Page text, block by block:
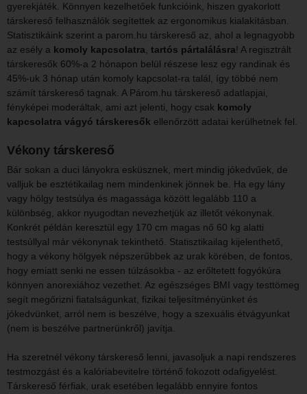
gyerekjáték. Könnyen kezelhetőek funkcióink, hiszen gyakorlott
társkereső felhasználók segítettek az ergonomikus kialakításban.
Statisztikáink szerint a parom.hu társkereső az, ahol a legnagyobb
az esély a komoly kapcsolatra tartós pártalálásra! A regisztrált
társkeresők 60%-a 2 hónapon belül részese lesz egy randinak és
45%-uk 3 hónap után komoly kapcsolat-ra talál, így többé nem
számít társkereső tagnak. A Párom.hu társkereső adatlapjai,
fényképei moderáltak, ami azt jelenti, hogy csak komoly
kapcsolatra vágyó társkeresők ellenőrzött adatai kerülhetnek fel.
Vékony társkereső
Bár sokan a duci lányokra esküsznek, mert mindig jókedvűek, de
valljuk be esztétikailag nem mindenkinek jönnek be. Ha egy lány
vagy hölgy testsúlya és magassága között legalább 110 a
különbség, akkor nyugodtan nevezhetjük az illetőt vékonynak.
Konkrét példán keresztül egy 170 cm magas nő 60 kg alatti
testsúllyal már vékonynak tekinthető. Statisztikailag kijelenthető,
hogy a vékony hölgyek népszerűbbek az urak körében, de fontos,
hogy emiatt senki ne essen túlzásokba - az erőltetett fogyókúra
könnyen anorexiához vezethet. Az egészséges BMI vagy testtömeg
segít megőrizni fiatalságunkat, fizikai teljesítményünket és
jókedvünket, arról nem is beszélve, hogy a szexuális étvágyunkat
(nem is beszélve partnerünkről) javítja.
Ha szeretnél vékony társkereső lenni, javasoljuk a napi rendszeres
testmozgást és a kalóriabevitelre történő fokozott odafigyelést.
Társkereső férfiak, urak esetében legalább ennyire fontos